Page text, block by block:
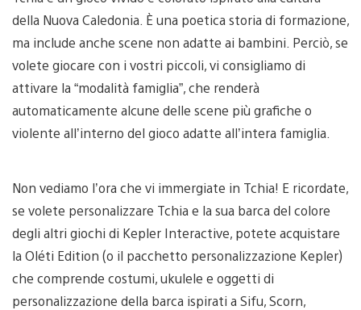
della Nuova Caledonia. È una poetica storia di formazione,
ma include anche scene non adatte ai bambini. Perciò, se
volete giocare con i vostri piccoli, vi consigliamo di
attivare la “modalità famiglia”, che renderà
automaticamente alcune delle scene più grafiche o
violente all’interno del gioco adatte all’intera famiglia.
Non vediamo l’ora che vi immergiate in Tchia! E ricordate,
se volete personalizzare Tchia e la sua barca del colore
degli altri giochi di Kepler Interactive, potete acquistare
la Oléti Edition (o il pacchetto personalizzazione Kepler)
che comprende costumi, ukulele e oggetti di
personalizzazione della barca ispirati a Sifu, Scorn,